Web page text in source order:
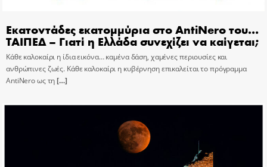
Εκατοντάδες εκατομμύρια στο AntiNero του…
ΤΑΙΠΕΔ – Γιατί η Ελλάδα συνεχίζει να καίγεται;
Κάθε καλοκαίρι η ίδια εικόνα… καμένα δάση, χαμένες περιουσίες και
ανθρώπινες ζωές. Κάθε καλοκαίρι η κυβέρνηση επικαλείται το πρόγραμμα
AntiNero ως τη[…]